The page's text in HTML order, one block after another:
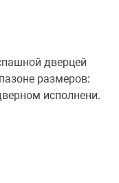
дверцей
размеров:
исполнени.